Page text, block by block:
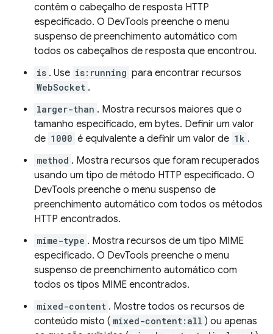
contêm o cabeçalho de resposta HTTP
especificado. O DevTools preenche o menu
suspenso de preenchimento automático com
todos os cabeçalhos de resposta que encontrou.
is . Use is:running para encontrar recursos
WebSocket .
larger-than . Mostra recursos maiores que o
tamanho especificado, em bytes. Definir um valor
de 1000 é equivalente a definir um valor de 1k .
method . Mostra recursos que foram recuperados
usando um tipo de método HTTP especificado. O
DevTools preenche o menu suspenso de
preenchimento automático com todos os métodos
HTTP encontrados.
mime-type . Mostra recursos de um tipo MIME
especificado. O DevTools preenche o menu
suspenso de preenchimento automático com
todos os tipos MIME encontrados.
mixed-content . Mostre todos os recursos de
conteúdo misto ( mixed-content:all ) ou apenas